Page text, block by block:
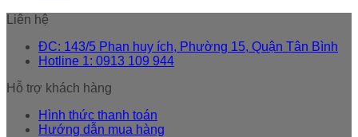
Liên hệ
ĐC: 143/5 Phan huy ích, Phường 15, Quận Tân Bình
Hotline 1: 0913 109 944
Hỗ trợ khách hàng
Hình thức thanh toán
Hướng dẫn mua hàng